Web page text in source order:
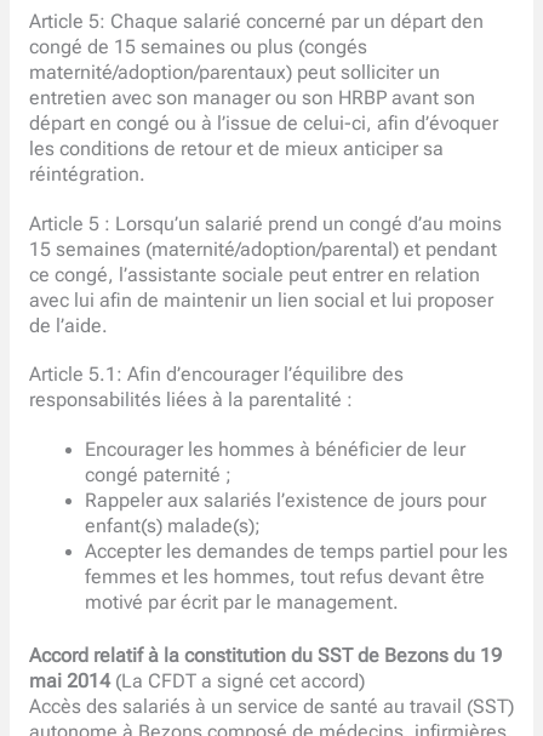
Article 5: Chaque salarié concerné par un départ den
congé de 15 semaines ou plus (congés
maternité/adoption/parentaux) peut solliciter un
entretien avec son manager ou son HRBP avant son
départ en congé ou à l’issue de celui-ci, afin d’évoquer
les conditions de retour et de mieux anticiper sa
réintégration.
Article 5 : Lorsqu’un salarié prend un congé d’au moins
15 semaines (maternité/adoption/parental) et pendant
ce congé, l’assistante sociale peut entrer en relation
avec lui afin de maintenir un lien social et lui proposer
de l’aide.
Article 5.1: Afin d’encourager l’équilibre des
responsabilités liées à la parentalité :
Encourager les hommes à bénéficier de leur
congé paternité ;
Rappeler aux salariés l’existence de jours pour
enfant(s) malade(s);
Accepter les demandes de temps partiel pour les
femmes et les hommes, tout refus devant être
motivé par écrit par le management.
Accord relatif à la constitution du SST de Bezons du 19
mai 2014 (La CFDT a signé cet accord)
Accès des salariés à un service de santé au travail (SST)